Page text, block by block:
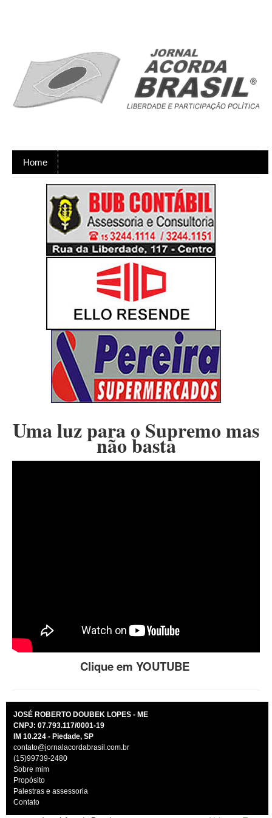
Home
Ano XX - Postagens nos dias úteis,
de segunda a sexta-feira
Uma luz para o Supremo mas
não basta
Clique em YOUTUBE
JOSÉ ROBERTO DOUBEK LOPES - ME
CNPJ: 07.793.117/0001-19
IM 10.224 - Piedade, SP
contato@jornalacordabrasil.com.br
(15)99739-2480
Sobre mim
Propósito
Palestras e assessoria
Contato